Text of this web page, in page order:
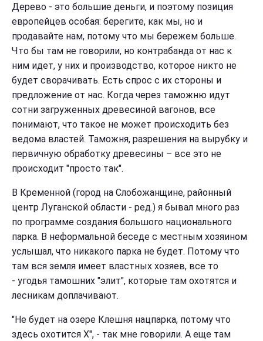
Дерево - это большие деньги, и поэтому позиция
европейцев особая: берегите, как мы, но и
продавайте нам, потому что мы бережем больше.
Что бы там не говорили, но контрабанда от нас к
ним идет, у них и производство, которое никто не
будет сворачивать. Есть спрос с их стороны и
предложение от нас. Когда через таможню идут
сотни загруженных древесиной вагонов, все
понимают, что такое не может происходить без
ведома властей. Таможня, разрешения на вырубку и
первичную обработку древесины – все это не
происходит "просто так".
В Кременной (город на Слобожанщине, районный
центр Луганской области - ред.) я бывал много раз
по программе создания большого национального
парка. В неформальной беседе с местным хозяином
услышал, что никакого парка не будет. Потому что
там вся земля имеет властных хозяев, все то
- угодья тамошних "элит", которые там охотятся и
лесникам доплачивают.
"Не будет на озере Клешня нацпарка, потому что
здесь охотится Х", - так мне говорили. А еще там